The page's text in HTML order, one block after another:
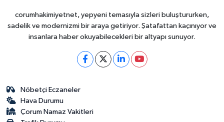
corumhakimiyetnet, yepyeni temasıyla sizleri buluştururken,
sadelik ve modernizmi bir araya getiriyor. Şatafattan kaçınıyor ve
insanlara haber okuyabilecekleri bir altyapı sunuyor.
Nöbetçi Eczaneler
Hava Durumu
Çorum Namaz Vakitleri